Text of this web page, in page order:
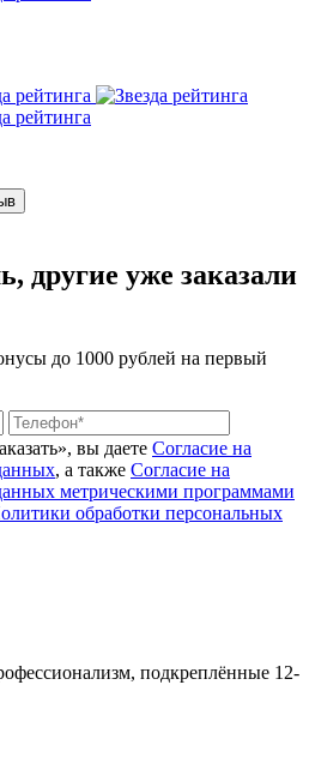
другие уже заказали
до 1000 рублей на первый
вы даете Согласие на
, а также Согласие на
метрическими программами
обработки персональных
подкреплённые 12-